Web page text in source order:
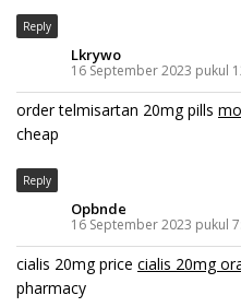
Reply
Lkrywo
16 September 2023 pukul
order telmisartan 20mg pills
cheap
Reply
Opbnde
16 September 2023 pukul
cialis 20mg price cialis 20mg
pharmacy